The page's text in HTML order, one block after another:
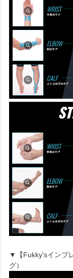
▼【Fukky'sインプ
グ）